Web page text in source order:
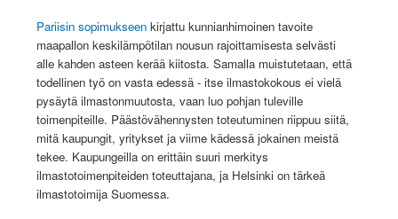
Pariisin sopimukseenkirjattu kunnianhimoinen tavoite
maapallon keskilämpötilan nousun rajoittamisesta selvästi
alle kahden asteen kerää kiitosta. Samalla muistutetaan, että
todellinen työ on vasta edessä - itse ilmastokokous ei vielä
pysäytä ilmastonmuutosta, vaan luo pohjan tuleville
toimenpiteille. Päästövähennysten toteutuminen riippuu siitä,
mitä kaupungit, yritykset ja viime kädessä jokainen meistä
tekee. Kaupungeilla on erittäin suuri merkitys
ilmastotoimenpiteiden toteuttajana, ja Helsinki on tärkeä
ilmastotoimija Suomessa.